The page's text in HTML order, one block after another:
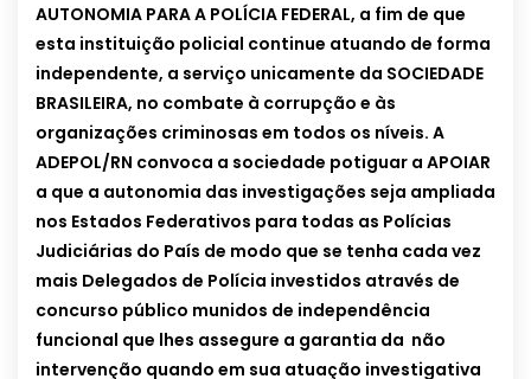
AUTONOMIA PARA A POLÍCIA FEDERAL, a fim de que
esta instituição policial continue atuando de forma
independente, a serviço unicamente da SOCIEDADE
BRASILEIRA, no combate à corrupção e às
organizações criminosas em todos os níveis. A
ADEPOL/RN convoca a sociedade potiguar a APOIAR
a que a autonomia das investigações seja ampliada
nos Estados Federativos para todas as Polícias
Judiciárias do País de modo que se tenha cada vez
mais Delegados de Polícia investidos através de
concurso público munidos de independência
funcional que lhes assegure a garantia da não
intervenção quando em sua atuação investigativa